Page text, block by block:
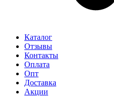
Каталог
Отзывы
Контакты
Оплата
Опт
Доставка
Акции